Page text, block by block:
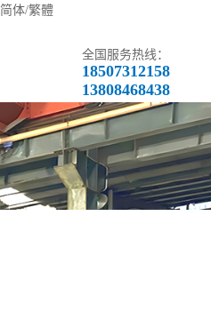
简体/繁體
全国服务热线：
18507312158
13808468438